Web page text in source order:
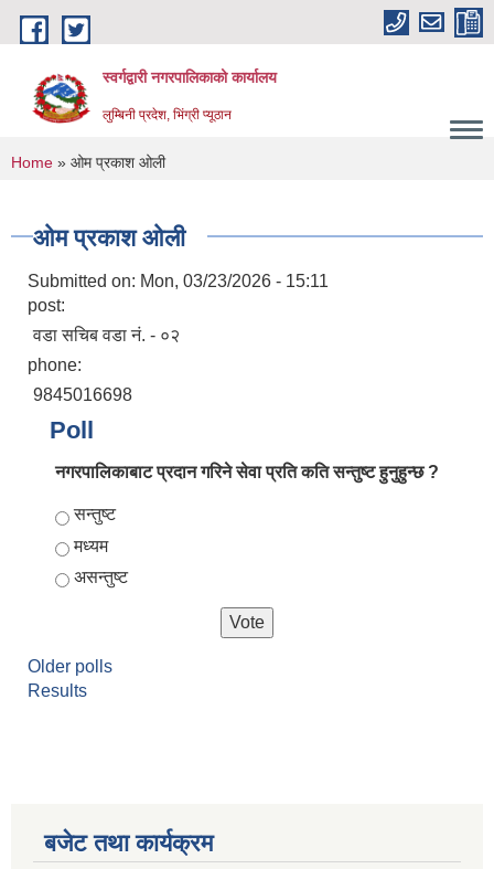
Skip to main content
स्वर्गद्वारी नगरपालिकाको कार्यालय
लुम्बिनी प्रदेश, भिंग्री प्यूठान
You are here
Home » ओम प्रकाश ओली
ओम प्रकाश ओली
Submitted on: Mon, 03/23/2026 - 15:11
post:
वडा सचिब वडा नं. - ०२
phone:
9845016698
Poll
नगरपालिकाबाट प्रदान गरिने सेवा प्रति कति सन्तुष्ट हुनुहुन्छ ?
Choices
सन्तुष्ट
मध्यम
असन्तुष्ट
Older polls
Results
बजेट तथा कार्यक्रम